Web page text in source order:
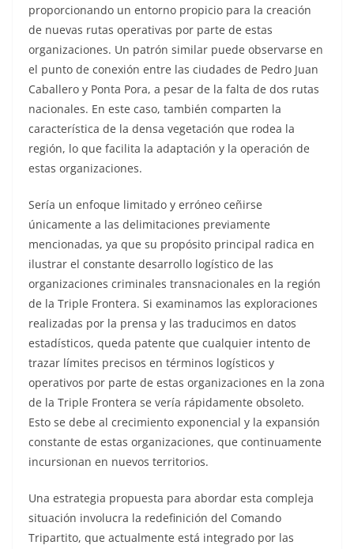
proporcionando un entorno propicio para la creación
de nuevas rutas operativas por parte de estas
organizaciones. Un patrón similar puede observarse en
el punto de conexión entre las ciudades de Pedro Juan
Caballero y Ponta Pora, a pesar de la falta de dos rutas
nacionales. En este caso, también comparten la
característica de la densa vegetación que rodea la
región, lo que facilita la adaptación y la operación de
estas organizaciones.
Sería un enfoque limitado y erróneo ceñirse
únicamente a las delimitaciones previamente
mencionadas, ya que su propósito principal radica en
ilustrar el constante desarrollo logístico de las
organizaciones criminales transnacionales en la región
de la Triple Frontera. Si examinamos las exploraciones
realizadas por la prensa y las traducimos en datos
estadísticos, queda patente que cualquier intento de
trazar límites precisos en términos logísticos y
operativos por parte de estas organizaciones en la zona
de la Triple Frontera se vería rápidamente obsoleto.
Esto se debe al crecimiento exponencial y la expansión
constante de estas organizaciones, que continuamente
incursionan en nuevos territorios.
Una estrategia propuesta para abordar esta compleja
situación involucra la redefinición del Comando
Tripartito, que actualmente está integrado por las